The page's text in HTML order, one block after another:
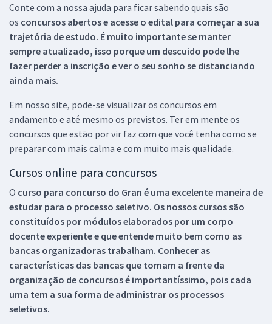
Conte com a nossa ajuda para ficar sabendo quais são
os concursos abertos e acesse o edital para começar a sua
trajetória de estudo. É muito importante se manter
sempre atualizado, isso porque um descuido pode lhe
fazer perder a inscrição e ver o seu sonho se distanciando
ainda mais.
Em nosso site, pode-se visualizar os concursos em
andamento e até mesmo os previstos. Ter em mente os
concursos que estão por vir faz com que você tenha como se
preparar com mais calma e com muito mais qualidade.
Cursos online para concursos
O curso para concurso do Gran é uma excelente maneira de
estudar para o processo seletivo. Os nossos cursos são
constituídos por módulos elaborados por um corpo
docente experiente e que entende muito bem como as
bancas organizadoras trabalham. Conhecer as
características das bancas que tomam a frente da
organização de concursos é importantíssimo, pois cada
uma tem a sua forma de administrar os processos
seletivos.